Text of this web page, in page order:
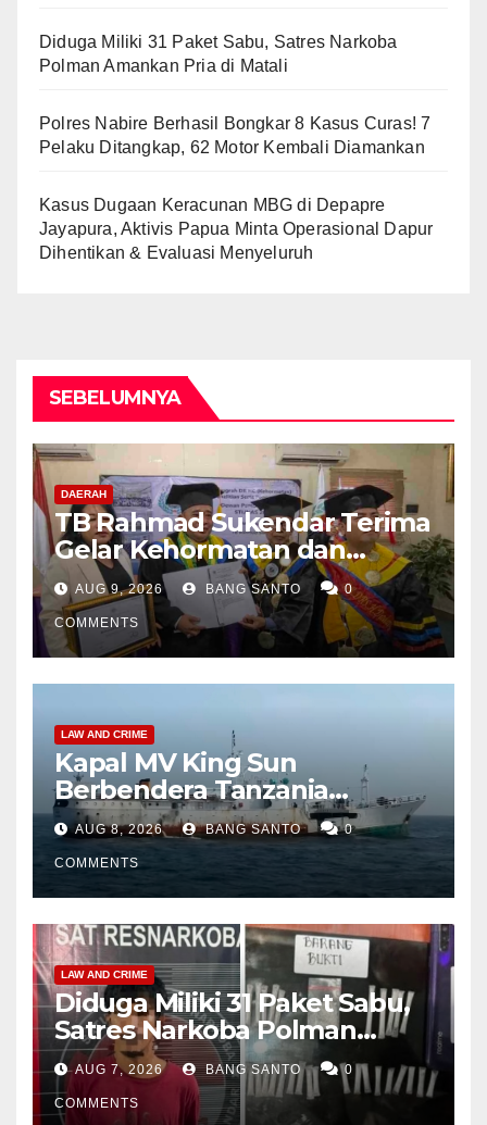
Diduga Miliki 31 Paket Sabu, Satres Narkoba
Polman Amankan Pria di Matali
Polres Nabire Berhasil Bongkar 8 Kasus Curas! 7
Pelaku Ditangkap, 62 Motor Kembali Diamankan
Kasus Dugaan Keracunan MBG di Depapre
Jayapura, Aktivis Papua Minta Operasional Dapur
Dihentikan & Evaluasi Menyeluruh
SEBELUMNYA
DAERAH
TB Rahmad Sukendar Terima
Gelar Kehormatan dan
Kemban Amanah Sebagai
Dewan Pembina STIJNAS
AUG 9, 2026 BANG SANTO 0
COMMENTS
LAW AND CRIME
Kapal MV King Sun
Berbendera Tanzania
Diamankan Tim Gabungan,
Bawa 1,3 Ton Narkoba di
Perairan Bintan
AUG 8, 2026 BANG SANTO 0
COMMENTS
LAW AND CRIME
Diduga Miliki 31 Paket Sabu,
Satres Narkoba Polman
Amankan Pria di Matali
AUG 7, 2026 BANG SANTO 0
COMMENTS